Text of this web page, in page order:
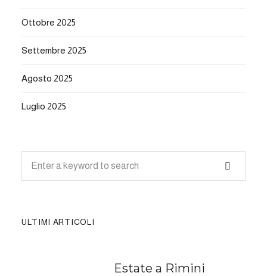
Ottobre 2025
Settembre 2025
Agosto 2025
Luglio 2025
ULTIMI ARTICOLI
Estate a Rimini